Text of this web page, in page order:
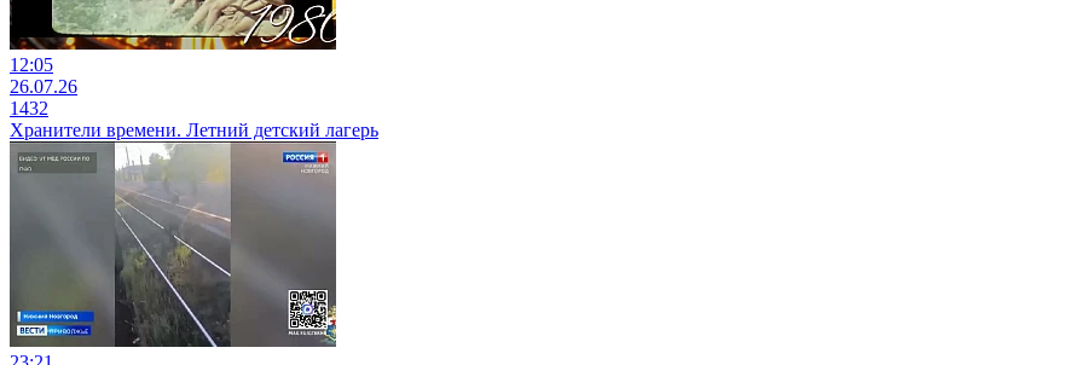
12:05
26.07.26
1432
Хранители времени. Летний детский лагерь